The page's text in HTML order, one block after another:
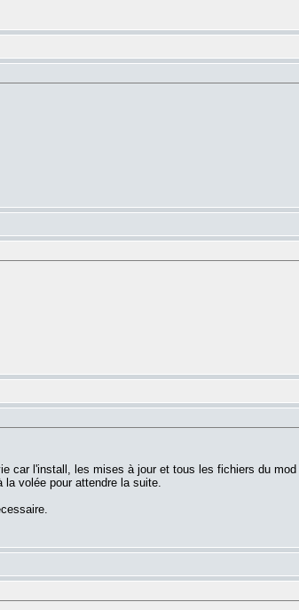
car l'install, les mises à jour et tous les fichiers du
volée pour attendre la suite.